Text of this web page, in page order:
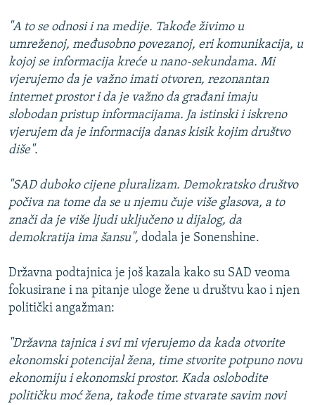
"A to se odnosi i na medije. Takođe živimo u
umreženoj, međusobno povezanoj, eri komunikacija, u
kojoj se informacija kreće u nano-sekundama. Mi
vjerujemo da je važno imati otvoren, rezonantan
internet prostor i da je važno da građani imaju
slobodan pristup informacijama. Ja istinski i iskreno
vjerujem da je informacija danas kisik kojim društvo
diše".
"SAD duboko cijene pluralizam. Demokratsko društvo
počiva na tome da se u njemu čuje više glasova, a to
znači da je više ljudi uključeno u dijalog, da
demokratija ima šansu", dodala je Sonenshine.
Državna podtajnica je još kazala kako su SAD veoma
fokusirane i na pitanje uloge žene u društvu kao i njen
politički angažman:
"Državna tajnica i svi mi vjerujemo da kada otvorite
ekonomski potencijal žena, time stvorite potpuno novu
ekonomiju i ekonomski prostor. Kada oslobodite
političku moć žena, takođe time stvarate savim novi